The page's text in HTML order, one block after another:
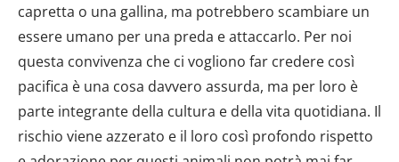
capretta o una gallina, ma potrebbero scambiare un
essere umano per una preda e attaccarlo. Per noi
questa convivenza che ci vogliono far credere così
pacifica è una cosa davvero assurda, ma per loro è
parte integrante della cultura e della vita quotidiana. Il
rischio viene azzerato e il loro così profondo rispetto